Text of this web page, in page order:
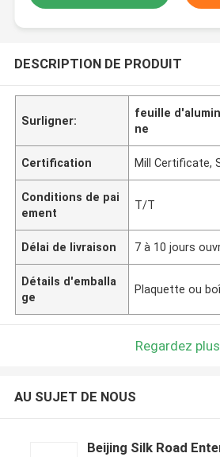
DESCRIPTION DE PRODUIT
Surligner:
feuille
ne
Certification Mill Certificate,
Conditions de pai
ement
T/T
Délai de livraison 7 à 10 jours
Détails d'emballa
ge
Plaquette ou
Regardez plus
AU SUJET DE NOUS
Beijing Silk Road